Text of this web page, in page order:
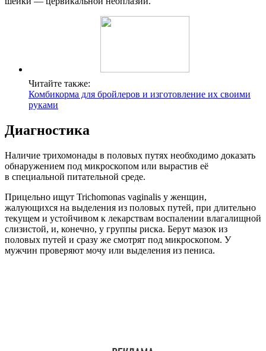
Читайте также:
Комбикорма для бройлеров и изготовление их своими
руками
Диагностика
Наличие трихомонады в половых путях необходимо доказать
обнаружением под микроскопом или вырастив её
в специальной питательной среде.
Прицельно ищут Trichomonas vaginalis у женщин,
жалующихся на выделения из половых путей, при длительно
текущем и устойчивом к лекарствам воспалении влагалищной
слизистой, и, конечно, у группы риска. Берут мазок из
половых путей и сразу же смотрят под микроскопом. У
мужчин проверяют мочу или выделения из пениса.